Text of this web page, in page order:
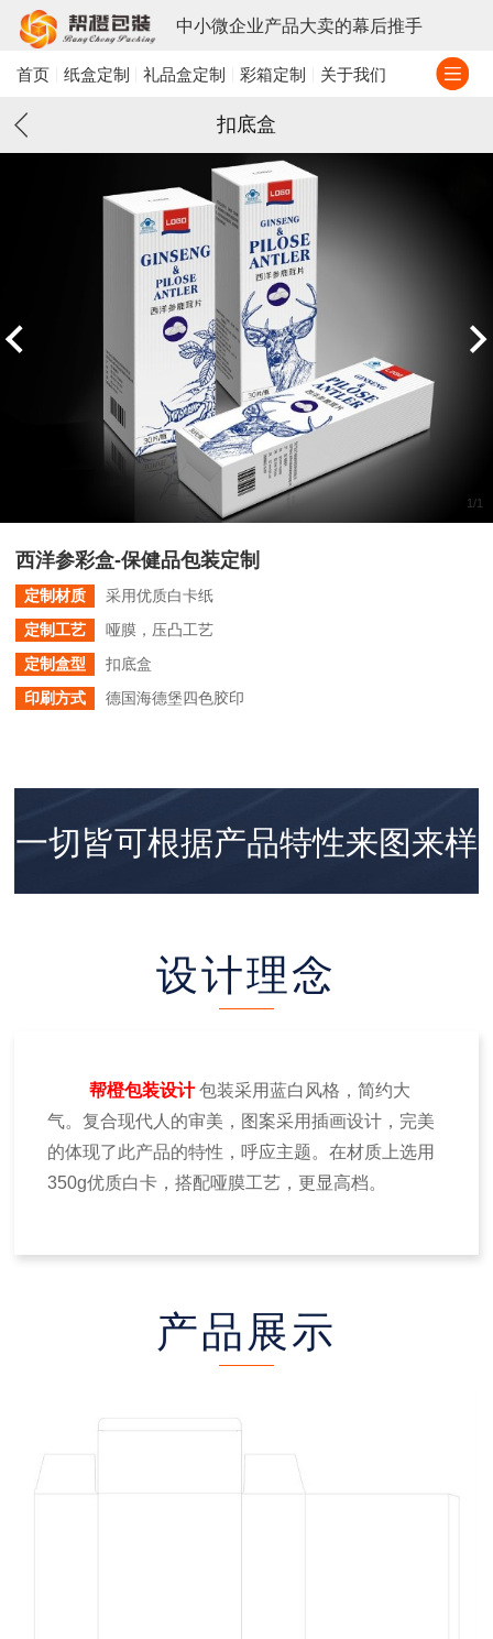
中小微企业产品大卖的幕后推手
首页 纸盒定制 礼品盒定制 彩箱定制 关于我们
扣底盒
1/1
西洋参彩盒-保健品包装定制
定制材质
采用优质白卡纸
定制工艺
哑膜，压凸工艺
定制盒型
扣底盒
印刷方式
德国海德堡四色胶印
一切皆可根据产品特性来图来样
个性策划与定制！
设计理念
帮橙包装设计 包装采用蓝白风格，简约大
气。复合现代人的审美，图案采用插画设计，完美
的体现了此产品的特性，呼应主题。在材质上选用
350g优质白卡，搭配哑膜工艺，更显高档。
产品展示